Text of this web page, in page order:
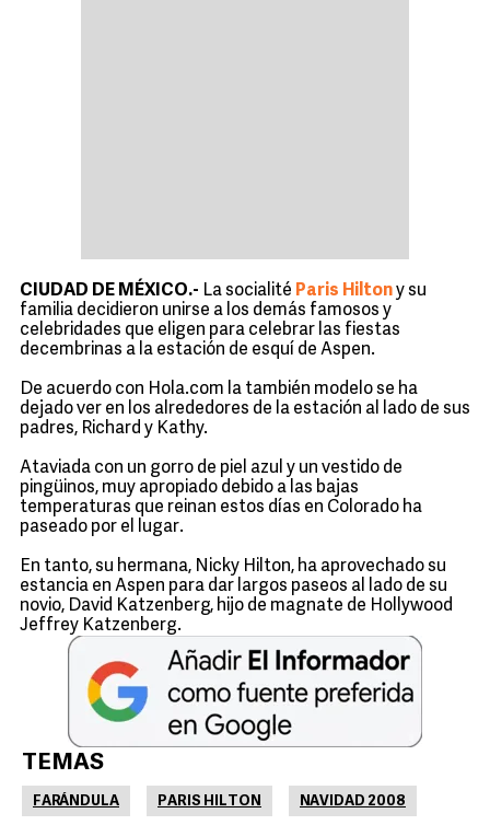
CIUDAD DE MÉXICO.- La socialité Paris Hiltony su
familia decidieron unirse a los demás famosos y
celebridades que eligen para celebrar las fiestas
decembrinas a la estación de esquí de Aspen.
De acuerdo con Hola.com la también modelo se ha
dejado ver en los alrededores de la estación al lado de sus
padres, Richard y Kathy.
Ataviada con un gorro de piel azul y un vestido de
pingüinos, muy apropiado debido a las bajas
temperaturas que reinan estos días en Colorado ha
paseado por el lugar.
En tanto, su hermana, Nicky Hilton, ha aprovechado su
estancia en Aspen para dar largos paseos al lado de su
novio, David Katzenberg, hijo de magnate de Hollywood
Jeffrey Katzenberg.
TEMAS
FARÁNDULA PARIS HILTON NAVIDAD 2008